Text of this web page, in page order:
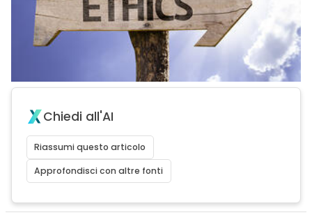
Chiedi all'AI
Riassumi questo articolo
Approfondisci con altre fonti